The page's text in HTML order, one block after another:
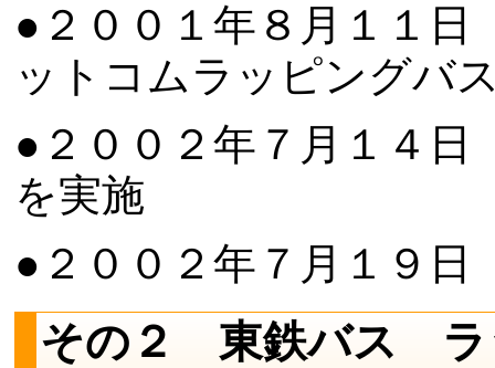
●２００１年８月１１
ットコムラッピングバ
●２００２年７月１４
を実施
●２００２年７月１９
その２ 東鉄バス ラ